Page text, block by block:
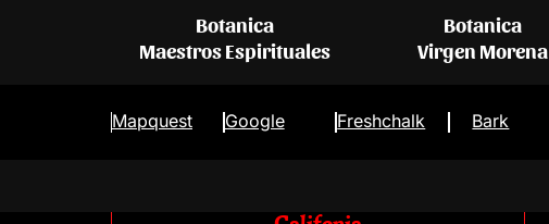
Botanica
Maestros Espirituales
Botanica
Virgen Morena
Mapquest Google Freshchalk Bark